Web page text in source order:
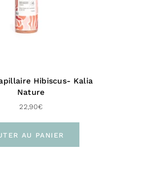
capillaire , la
naturelles
Hibiscus- Kalia
Nature
22,90€
AU PANIER